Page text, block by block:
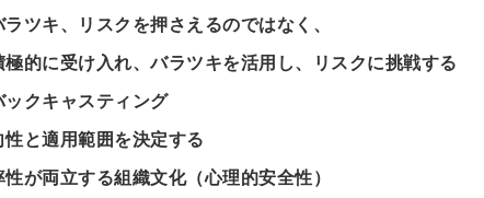
ツキ、リスクを押さえるのではなく、
に受け入れ、バラツキを活用し、リスクに挑戦する
クキャスティング
と適用範囲を決定する
が両立する組織文化（心理的安全性）